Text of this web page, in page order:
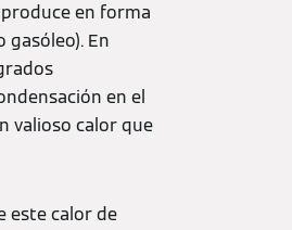
en forma
En
en el
valioso calor que
este calor de